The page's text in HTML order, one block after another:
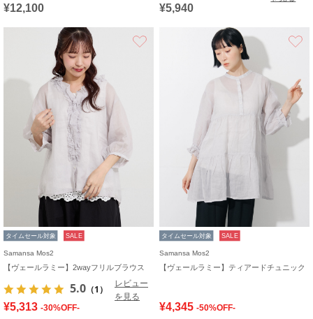
¥12,100
¥5,940
タイムセール対象 SALE
Samansa Mos2
【ヴェールラミー】2wayフリルブラウス
5.0 （1）
レビュー
を見る
¥5,313 -30%OFF-
タイムセール対象 SALE
Samansa Mos2
【ヴェールラミー】ティアードチュニック
¥4,345 -50%OFF-